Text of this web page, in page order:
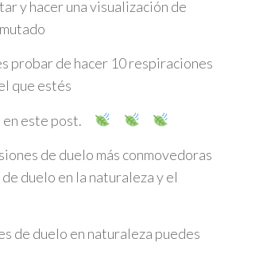
y hacer una visualización de
probar de hacer 10 respiraciones
que estés
este post.
de duelo más conmovedoras
duelo en la naturaleza y el
de duelo en naturaleza puedes